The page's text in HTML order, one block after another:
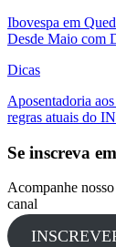
Ibovespa em
Desde Maio com
Dicas
Aposentadoria
regras atuais do
Se inscreva
Acompanhe
canal